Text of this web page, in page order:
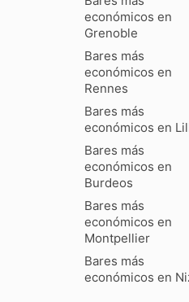
económicos en
Grenoble
Bares más
económicos en
Rennes
Bares más
económicos en
Bares más
económicos en
Burdeos
Bares más
económicos en
Montpellier
Bares más
económicos en